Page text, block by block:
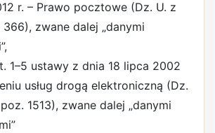
r. – Prawo pocztowe (Dz. U. z
zwane dalej „danymi
1–5 ustawy z dnia 18 lipca 2002
usług drogą elektroniczną (Dz.
1513), zwane dalej „danymi